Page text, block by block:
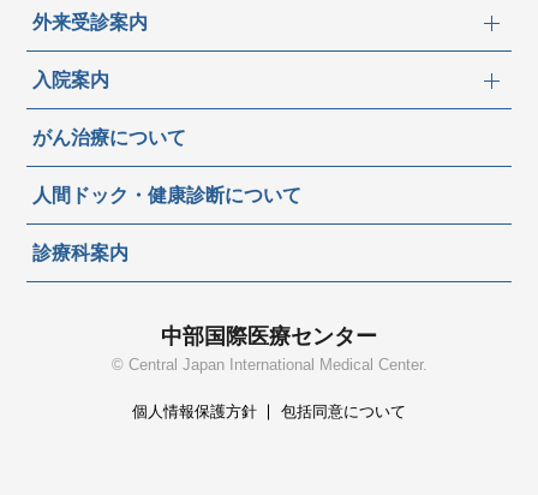
外来受診案内
入院案内
がん治療について
人間ドック・健康診断について
診療科案内
中部国際医療センター
© Central Japan International Medical Center.
個人情報保護方針 包括同意について